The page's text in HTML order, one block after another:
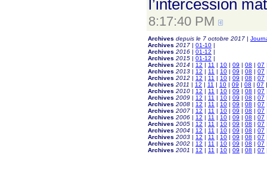
l’intercession
8:17:40 PM
Archives depuis le 7 octobre 2017 |
Archives 2017 | 01-10 |
Archives 2016 | 01-12 |
Archives 2015 | 01-12 |
Archives 2014 | 12 | 11 | 10 | 09 | 08 | 07
Archives 2013 | 12 | 11 | 10 | 09 | 08 | 07
Archives 2012 | 12 | 11 | 10 | 09 | 08 | 07
Archives 2011 | 12 | 11 | 10 | 09 | 08 | 07
Archives 2010 | 12 | 11 | 10 | 09 | 08 | 07
Archives 2009 | 12 | 11 | 10 | 09 | 08 | 07
Archives 2008 | 12 | 11 | 10 | 09 | 08 | 07
Archives 2007 | 12 | 11 | 10 | 09 | 08 | 07
Archives 2006 | 12 | 11 | 10 | 09 | 08 | 07
Archives 2005 | 12 | 11 | 10 | 09 | 08 | 07
Archives 2004 | 12 | 11 | 10 | 09 | 08 | 07
Archives 2003 | 12 | 11 | 10 | 09 | 08 | 07
Archives 2002 | 12 | 11 | 10 | 09 | 08 | 07
Archives 2001 | 12 | 11 | 10 | 09 | 08 | 07